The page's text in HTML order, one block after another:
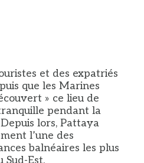
et des expatriés
que les Marines
» ce lieu de
pendant la
lors, Pattaya
l’une des
balnéaires les plus
Sud-Est.